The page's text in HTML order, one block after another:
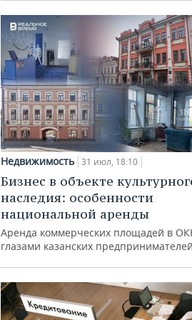
Недвижимость 31 июл, 18:10
Бизнес в объекте
наследия: особенности
национальной аренды
Аренда коммерческих площадей в
глазами казанских предпринимателей